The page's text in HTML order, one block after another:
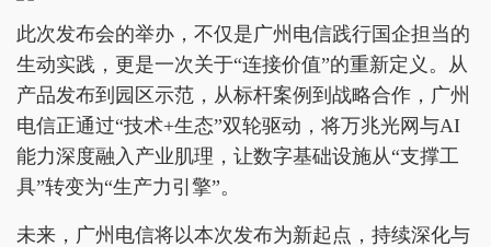
此次发布会的举办，不仅是广州电信践行国企担当的
生动实践，更是一次关于“连接价值”的重新定义。从
产品发布到园区示范，从标杆案例到战略合作，广州
电信正通过“技术+生态”双轮驱动，将万兆光网与AI
能力深度融入产业肌理，让数字基础设施从“支撑工
具”转变为“生产力引擎”。
未来，广州电信将以本次发布为新起点，持续深化与